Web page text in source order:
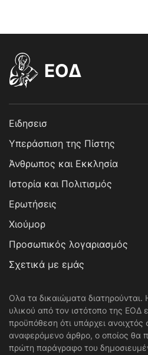
EOΔ
Ειδησεισ
Υπεράσπιση της Πίστης
Άνθρωπος και Εκκλησία
Ιστορία και Πολιτισμός
Ερωτήσεις
Χιούμορ
Προσωπικός λογαριασμός
Σχετικά με εμάς
Ολα τα δικαιώματα
υλικού από τον ιστότοπο της ΕΟΔ
προϋπόθεση ότι υπάρχει
αναφερόμενο άρθρο, ο οποίος θα
πρώτη παράγραφο του